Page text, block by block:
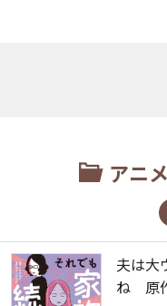
アニ
夫は大
ね 原